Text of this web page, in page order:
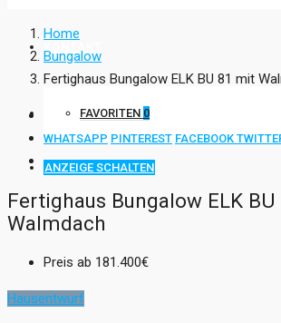
FAVORITEN 0
ANZEIGE SCHALTEN
Home
Bungalow
Fertighaus Bungalow ELK BU 81 mit
WHATSAPP PINTEREST FACEBOOK
Fertighaus Bungalow ELK
Walmdach
Preis ab 181.400€
Hausentwurf